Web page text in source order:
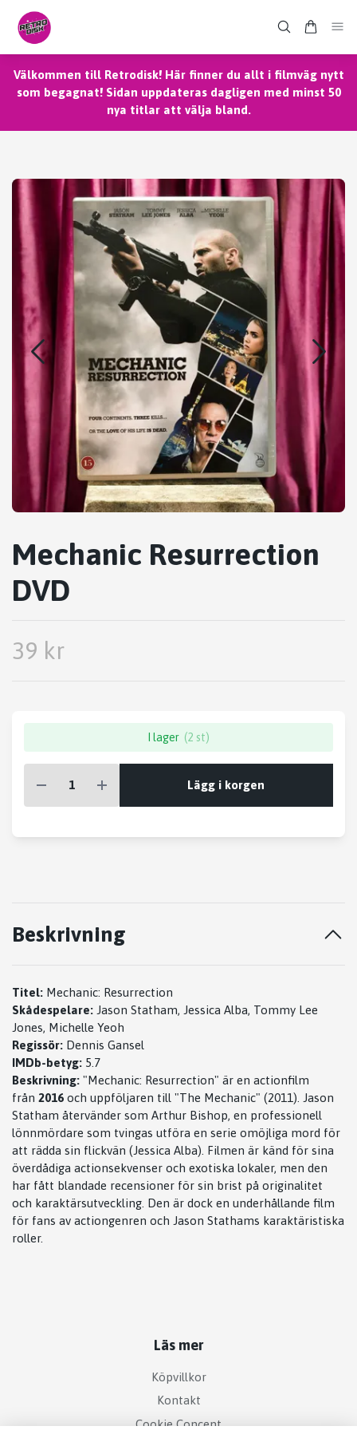
Välkommen till Retrodisk! Här finner du allt i filmväg nytt
som begagnat! Sidan uppdateras dagligen med minst 50
nya titlar att välja bland.
Mechanic Resurrection
DVD
39 kr
I lager (2 st)
Lägg i korgen
Beskrivning
Titel: Mechanic: Resurrection
Skådespelare: Jason Statham, Jessica Alba, Tommy Lee
Jones, Michelle Yeoh
Regissör: Dennis Gansel
IMDb-betyg: 5.7
Beskrivning: "Mechanic: Resurrection" är en actionfilm
från 2016 och uppföljaren till "The Mechanic" (2011). Jason
Statham återvänder som Arthur Bishop, en professionell
lönnmördare som tvingas utföra en serie omöjliga mord för
att rädda sin flickvän (Jessica Alba). Filmen är känd för sina
överdådiga actionsekvenser och exotiska lokaler, men den
har fått blandade recensioner för sin brist på originalitet
och karaktärsutveckling. Den är dock en underhållande film
för fans av actiongenren och Jason Stathams karaktäristiska
roller.
Läs mer
Köpvillkor
Kontakt
Cookie Concent